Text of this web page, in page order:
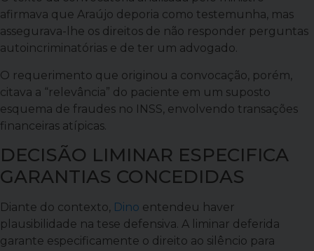
afirmava que Araújo deporia como testemunha, mas
assegurava-lhe os direitos de não responder perguntas
autoincriminatórias e de ter um advogado.
O requerimento que originou a convocação, porém,
citava a “relevância” do paciente em um suposto
esquema de fraudes no INSS, envolvendo transações
financeiras atípicas.
DECISÃO LIMINAR ESPECIFICA
GARANTIAS CONCEDIDAS
Diante do contexto, Dino entendeu haver
plausibilidade na tese defensiva. A liminar deferida
garante especificamente o direito ao silêncio para